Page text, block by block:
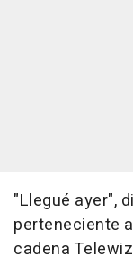
"Llegué ayer",
perteneciente
cadena